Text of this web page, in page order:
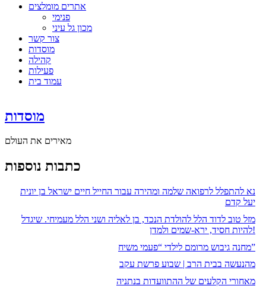
אתרים מומלצים
פנימי
מכון גל עיני
צור קשר
מוסדות
קהילה
פעילות
עמוד בית
מוסדות
מאירים את העולם
כתבות נוספות
נא להתפלל לרפואה שלמה ומהירה עבור החייל חיים ישראל בן יונית
יעל קדם
מזל טוב לדוד הלל להולדת הנכד, בן לאליה ושני הלל מעמיחי. שיגדל
להיות חסיד, ירא-שמים ולמדן!
מחנה גיבוש מרומם לילדי “פעמי משיח”
מהנעשה בבית הרב | שבוע פרשת עקב
מאחורי הקלעים של ההתוועדות בנתניה